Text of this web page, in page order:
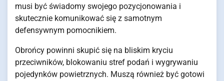
musi być świadomy swojego pozycjonowania i
skutecznie komunikować się z samotnym
defensywnym pomocnikiem.
Obrońcy powinni skupić się na bliskim kryciu
przeciwników, blokowaniu stref podań i wygrywaniu
pojedynków powietrznych. Muszą również być gotowi